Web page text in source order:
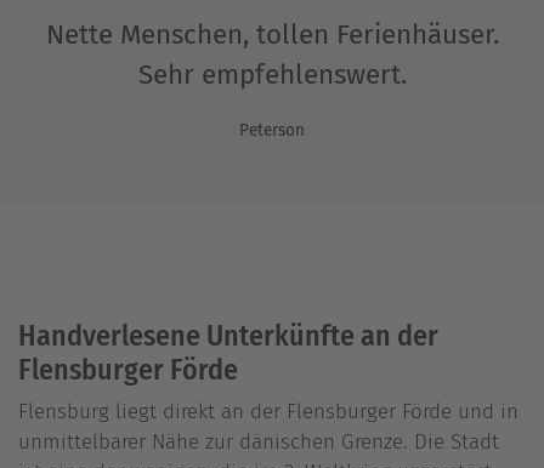
Nette Menschen, tollen Ferienhäuser.
Sehr empfehlenswert.
Peterson
Handverlesene Unterkünfte an der
Flensburger Förde
Flensburg liegt direkt an der Flensburger Förde und in
unmittelbarer Nähe zur dänischen Grenze. Die Stadt